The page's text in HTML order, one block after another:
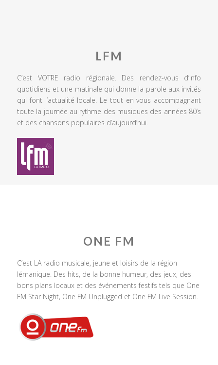
LFM
C’est VOTRE radio régionale. Des rendez-vous d’info
quotidiens et une matinale qui donne la parole aux invités
qui font l’actualité locale. Le tout en vous accompagnant
toute la journée au rythme des musiques des années 80’s
et des chansons populaires d’aujourd’hui.
ONE FM
C’est LA radio musicale, jeune et loisirs de la région
lémanique. Des hits, de la bonne humeur, des jeux, des
bons plans locaux et des événements festifs tels que One
FM Star Night, One FM Unplugged et One FM Live Session.